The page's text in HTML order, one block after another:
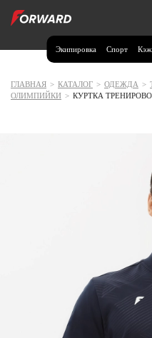
Экипировка Спорт
Москва и МО
Нижегородская область (1)
Новосибирская область (3)
ГЛАВНАЯ > КАТАЛОГ > ОДЕЖДА >
ОЛИМПИЙКИ > КУРТКА